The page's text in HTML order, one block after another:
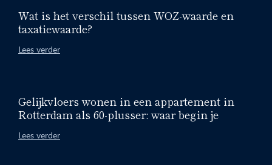
Wat is het verschil tussen WOZ-waarde en
taxatiewaarde?
Lees verder
Gelijkvloers wonen in een appartement in
Rotterdam als 60-plusser: waar begin je
Lees verder